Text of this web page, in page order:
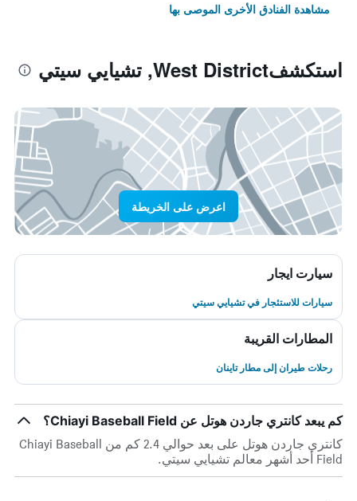
مشاهدة الفنادق الأخرى الموصى بها
استكشفWest District, تشيايي سيتي
اعرض على الخريطة
سيارت ايجار
سيارات للاستئجار في تشيايي سيتي
المطارات القريبة
رحلات طيران إلى مطار تاينان
كم يبعد كانتري جاردن هوتل عن Chiayi Baseball Field؟
كانتري جاردن هوتل على بعد حوالي 2.4 كم من Chiayi Baseball
Field أحد أشهر معالم تشيايي سيتي.